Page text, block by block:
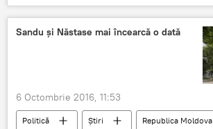
ONU
refugiați
Sandu și Năstase mai încearcă o dată
6 Octombrie 2016, 11:53
Politică Știri
Republica Moldova